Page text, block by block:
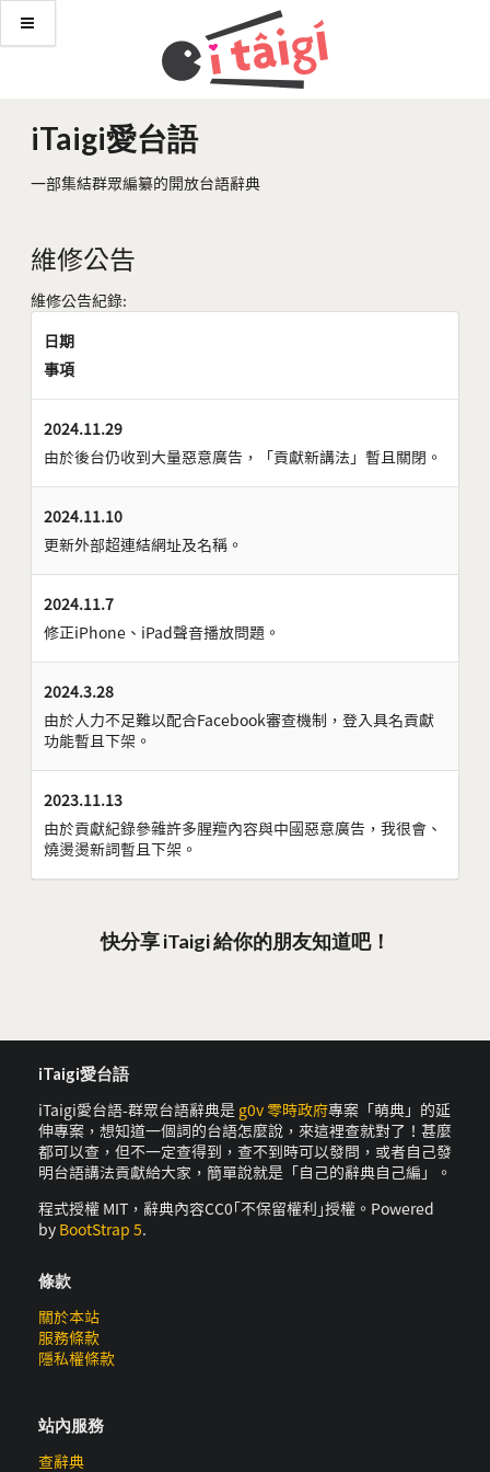
iTaigi愛台語
一部集結群眾編纂的開放台語辭典
維修公告
維修公告紀錄:
日期
事項
2024.11.29
由於後台仍收到大量惡意廣告，「貢獻新講法」暫且關閉。
2024.11.10
更新外部超連結網址及名稱。
2024.11.7
修正iPhone、iPad聲音播放問題。
2024.3.28
由於人力不足難以配合Facebook審查機制，登入具名貢獻
功能暫且下架。
2023.11.13
由於貢獻紀錄參雜許多腥羶內容與中國惡意廣告，我很會、
燒燙燙新詞暫且下架。
快分享 iTaigi 給你的朋友知道吧！
iTaigi愛台語
iTaigi愛台語-群眾台語辭典是 g0v 零時政府專案「萌典」的延
伸專案，想知道一個詞的台語怎麼說，來這裡查就對了！甚麼
都可以查，但不一定查得到，查不到時可以發問，或者自己發
明台語講法貢獻給大家，簡單說就是「自己的辭典自己編」。
程式授權 MIT，辭典內容CC0｢不保留權利｣授權。Powered
by BootStrap 5.
條款
關於本站
服務條款
隱私權條款
站內服務
查辭典